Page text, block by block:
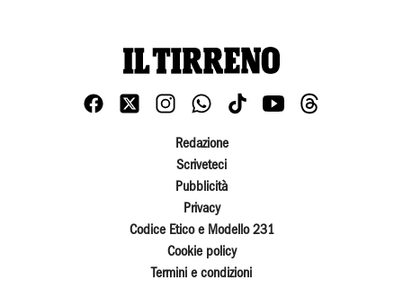
Redazione
Scriveteci
Pubblicità
Privacy
Codice Etico e Modello 231
Cookie policy
Termini e condizioni